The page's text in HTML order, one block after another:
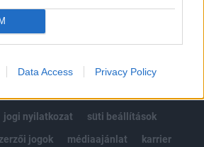
Data Access Privacy Policy
jogi nyilatkozat
süti beállítások
jogok médiaajánlat karrier